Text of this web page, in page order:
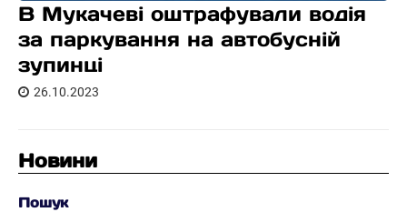
В Мукачеві оштрафували водія
за паркування на автобусній
зупинці
26.10.2023
Новини
Пошук